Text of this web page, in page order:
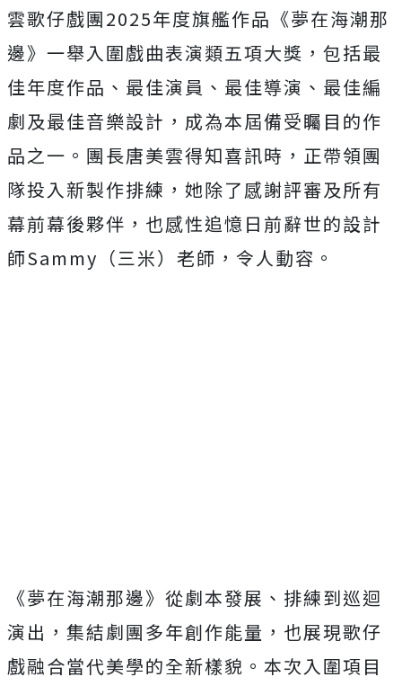
雲歌仔戲團2025年度旗艦作品《夢在海潮那
邊》一舉入圍戲曲表演類五項大獎，包括最
佳年度作品、最佳演員、最佳導演、最佳編
劇及最佳音樂設計，成為本屆備受矚目的作
品之一。團長唐美雲得知喜訊時，正帶領團
隊投入新製作排練，她除了感謝評審及所有
幕前幕後夥伴，也感性追憶日前辭世的設計
師Sammy（三米）老師，令人動容。
《夢在海潮那邊》從劇本發展、排練到巡迴
演出，集結劇團多年創作能量，也展現歌仔
戲融合當代美學的全新樣貌。本次入圍項目